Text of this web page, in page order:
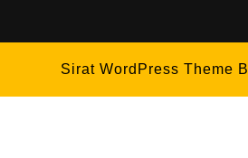
Sirat WordPress Theme